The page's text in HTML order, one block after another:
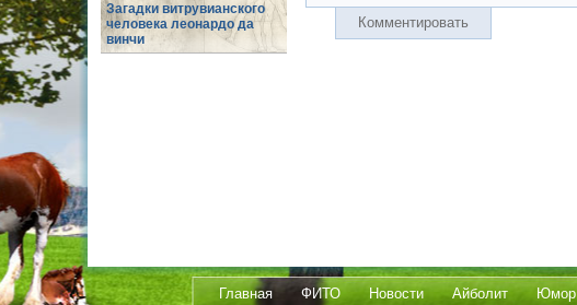
Загадки витрувианского
человека леонардо да
винчи
Комментировать
Главная ФИТО Новости Айболит Юмор